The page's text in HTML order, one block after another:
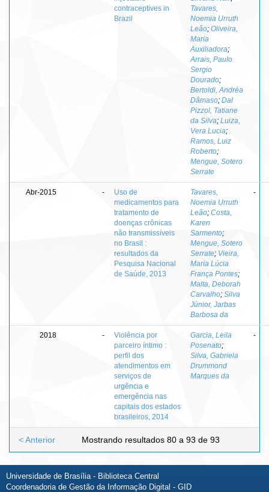
contraceptives in
Brazil
Tavares,
Noemia Urruth
Leão; Oliveira,
Maria
Auxiliadora;
Arrais, Paulo
Sergio
Dourado;
Bertoldi, Andréa
Dâmaso; Dal
Pizzol, Tatiane
da Silva; Luiza,
Vera Lucia;
Ramos, Luiz
Roberto;
Mengue, Sotero
Serrate
Abr-2015 -
Uso de
medicamentos para
tratamento de
doenças crônicas
não transmissíveis
no Brasil :
resultados da
Pesquisa Nacional
de Saúde, 2013
Tavares,
Noemia Urruth
Leão; Costa,
Karen
Sarmento;
Mengue, Sotero
Serrate; Vieira,
Maria Lúcia
França Pontes;
Malta, Deborah
Carvalho; Silva
Júnior, Jarbas
Barbosa da
-
2018 -
Violência por
parceiro íntimo :
perfil dos
atendimentos em
serviços de
urgência e
emergência nas
capitais dos estados
brasileiros, 2014
Garcia, Leila
Posenato;
Silva, Gabriela
Drummond
Marques da
-
Mostrando resultados 80 a 93 de 93
< Anterior
Universidade de Brasília - Biblioteca Central
Coordenadoria de Gestão da Informação Digital - GID